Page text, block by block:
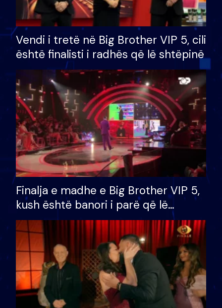
Vendi i tretë në Big Brother VIP 5, cili
është finalisti i radhës që lë shtëpinë
Finalja e madhe e Big Brother VIP 5,
kush është banori i parë që lë
shtëpinë dhe humb mundësinë për
të fituar çmimin e madh